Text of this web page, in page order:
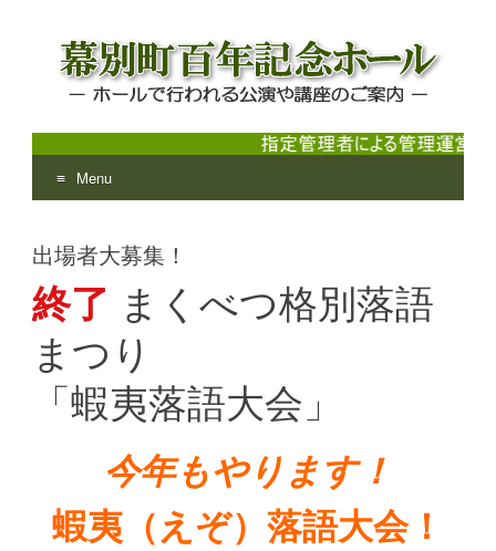
幕別町百年記念ホール
ホールで行われる公演や講座のご案内
Menu
to
content
出場者大募集！
終了 まくべつ格別落語
まつり
「蝦夷落語大会」
今年もやります！
蝦夷（えぞ）落語大会！